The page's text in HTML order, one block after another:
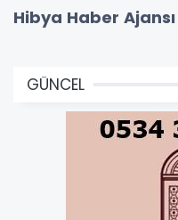
Hibya Haber Ajansı
GÜNCEL